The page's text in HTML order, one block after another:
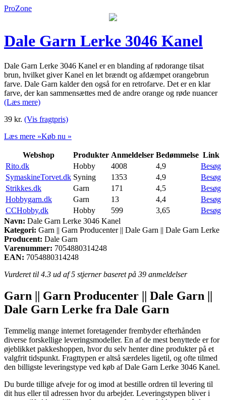
ProZone
Dale Garn Lerke 3046 Kanel
Dale Garn Lerke 3046 Kanel er en blanding af rødorange tilsat
brun, hvilket giver Kanel en let brændt og afdæmpet orangebrun
farve. Dale Garn kalder den også for en retrofarve. Det er en klar
farve, der kan sammensættes med de andre orange og røde nuancer
(Læs mere)
39 kr. (Vis fragtpris)
Læs mere »Køb nu »
Webshop Produkter Anmeldelser Bedømmelse Link
Rito.dk
Hobby 4008 4,9
Besøg
SymaskineTorvet.dk Syning 1353 4,9
Besøg
Strikkes.dk
Garn 171 4,5
Besøg
Hobbygarn.dk
Garn 13 4,4
Besøg
CCHobby.dk
Hobby 599 3,65
Besøg
Navn: Dale Garn Lerke 3046 Kanel
Kategori: Garn || Garn Producenter || Dale Garn || Dale Garn Lerke
Producent: Dale Garn
Varenummer: 7054880314248
EAN: 7054880314248
Vurderet til 4.3 ud af 5 stjerner baseret på 39 anmeldelser
Garn || Garn Producenter || Dale Garn ||
Dale Garn Lerke fra Dale Garn
Temmelig mange internet foretagender frembyder efterhånden
diverse forskellige leveringsmodeller. En af de mest benyttede er for
øjeblikket pakkeshoppen, hvor du selv henter dine produkter på et
valgfrit tidspunkt. Fragttypen er altså særdeles ligetil, og ofte tilmed
den billigste leveringstype ved køb af Dale Garn Lerke 3046 Kanel.
Du burde tillige afveje for og imod at bestille ordren til levering til
dit hus eller til adressen hvor du arbejder. Leveringstypen bliver i